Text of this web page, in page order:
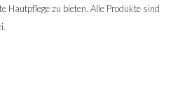
Hautpflege zu bieten. Alle Produkte sind